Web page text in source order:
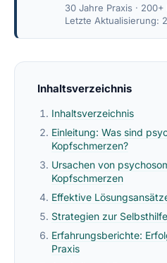
30 Jahre Praxis ·
Letzte Aktualisierung:
Inhaltsverzeichnis
Inhaltsverzeichnis
Einleitung: Was sind
Kopfschmerzen?
Ursachen von
Kopfschmerzen
Effektive
Strategien zur Selbsthilfe
Erfahrungsberichte:
Praxis